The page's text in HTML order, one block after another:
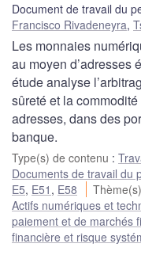
Document de travail du
Francisco Rivadeneyra,
Les monnaies
au moyen d’adresses
étude analyse
sûreté et la
adresses, dans des
banque.
Type(s) de contenu :
Documents de travail du
E5, E51 , E58
Actifs numériques et
paiement et de marchés
financière et risque